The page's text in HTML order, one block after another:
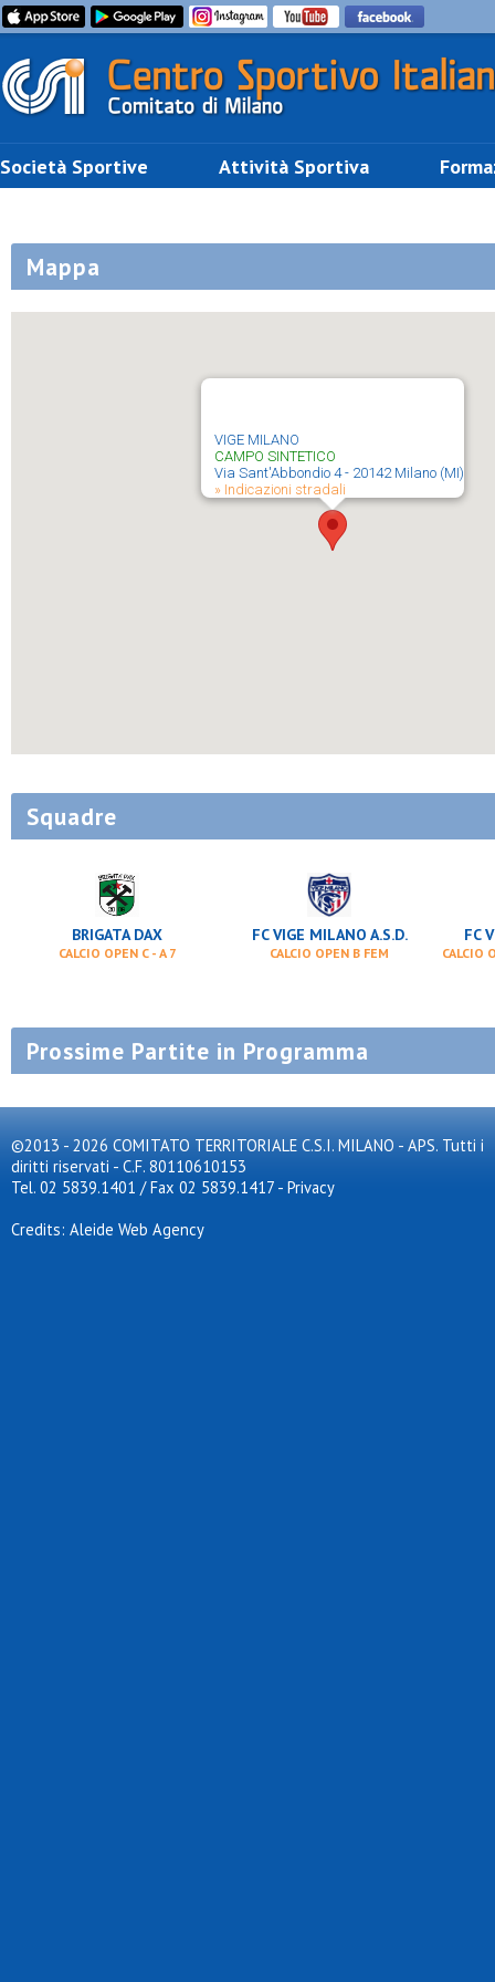
Società Sportive Attività Sportiva
Mappa
VIGE MILANO
CAMPO SINTETICO
Via Sant'Abbondio 4 - 20142 Milano (MI)
» Indicazioni stradali
Squadre
BRIGATA DAX
CALCIO OPEN C - A 7
FC VIGE MILANO A.S.D.
CALCIO OPEN B FEM
FC
CALCIO
Prossime Partite in Programma
©2013 - 2026 COMITATO TERRITORIALE C.S.I. MILANO - APS. Tutti i
diritti riservati - C.F. 80110610153
Tel. 02 5839.1401 / Fax 02 5839.1417 - Privacy
Credits: Aleide Web Agency